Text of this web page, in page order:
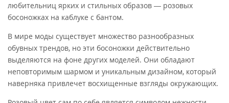
любительниц ярких и стильных образов — розовых
босоножках на каблуке с бантом.
В мире моды существует множество разнообразных
обувных трендов, но эти босоножки действительно
выделяются на фоне других моделей. Они обладают
неповторимым шармом и уникальным дизайном, который
наверняка привлечет восхищенные взгляды окружающих.